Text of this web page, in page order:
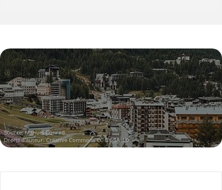
Source:Manuel Conrad
Droits d'auteur:Creative Commons CC BY-SA 4.0